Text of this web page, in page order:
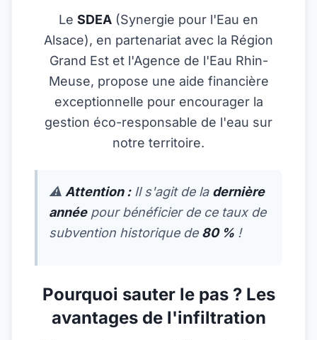
Le SDEA (Synergie pour l'Eau en
Alsace), en partenariat avec la Région
Grand Est et l'Agence de l'Eau Rhin-
Meuse, propose une aide financière
exceptionnelle pour encourager la
gestion éco-responsable de l'eau sur
notre territoire.
⚠️ Attention :Il s'agit de la dernière
annéepour bénéficier de ce taux de
subvention historique de 80 % !
Pourquoi sauter le pas ? Les
avantages de l'infiltration